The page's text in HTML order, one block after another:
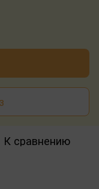
К сравнению